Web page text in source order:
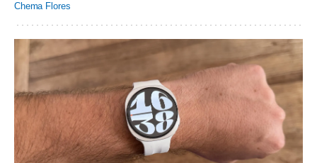
Chema Flores